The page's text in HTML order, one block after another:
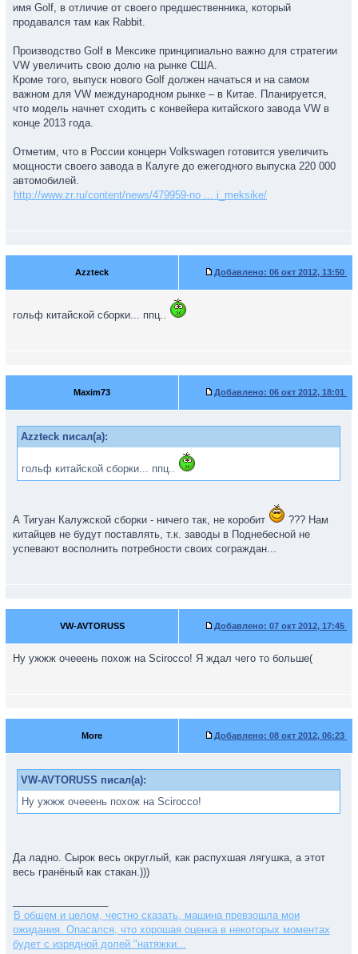
имя Golf, в отличие от своего предшественника, который
продавался там как Rabbit.
Производство Golf в Мексике принципиально важно для стратегии
VW увеличить свою долю на рынке США.
Кроме того, выпуск нового Golf должен начаться и на самом
важном для VW международном рынке – в Китае. Планируется,
что модель начнет сходить с конвейера китайского завода VW в
конце 2013 года.
Отметим, что в России концерн Volkswagen готовится увеличить
мощности своего завода в Калуге до ежегодного выпуска 220 000
автомобилей.
http://www.zr.ru/content/news/479959-no ... i_meksike/
Azzteck Добавлено: 06 окт 2012, 13:50
гольф китайской сборки... ппц..
Maxim73 Добавлено: 06 окт 2012, 18:01
Azzteck писал(а):
гольф китайской сборки... ппц..
А Тигуан Калужской сборки - ничего так, не коробит
??? Нам
китайцев не будут поставлять, т.к. заводы в Поднебесной не
успевают восполнить потребности своих сограждан...
VW-AVTORUSS Добавлено: 07 окт 2012, 17:45
Ну ужжж очееень похож на Scirocco! Я ждал чего то больше(
More Добавлено: 08 окт 2012, 06:23
VW-AVTORUSS писал(а):
Ну ужжж очееень похож на Scirocco!
Да ладно. Сырок весь округлый, как распухшая лягушка, а этот
весь гранёный как стакан.)))
В общем и целом, честно сказать, машина превзошла мои
ожидания. Опасался, что хорошая оценка в некоторых моментах
будет с изрядной долей "натяжки...